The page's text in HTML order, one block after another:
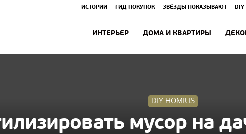
ИСТОРИИ ГИД ПОКУПОК ЗВЁЗДЫ ПОКАЗЫВАЮТ DIY
ИНТЕРЬЕР ДОМА И КВАРТИРЫ
DIY HOMIUS
мусор на